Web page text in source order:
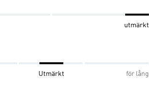
utmärkt
Utmärkt för lång